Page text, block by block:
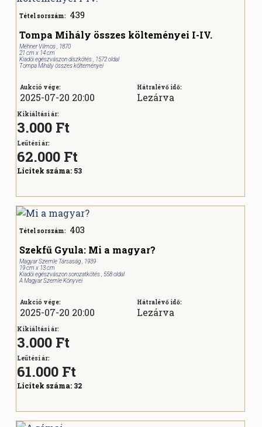
Tétel sorszám: 439
Tompa Mihály összes költeményei I-IV.
Méhner Vilmos , 1870
21 cm x 14 cm
Kiadói egészvászon díszkötés , 1572 oldal
Tompa Mihály összes költeményei
Aukció vége:
2025-07-20 20:00
Hátralévő idő:
Lezárva
Kikiáltási ár:
3.000 Ft
Leütési ár:
62.000 Ft
Licitek száma: 53
Tétel sorszám: 403
Szekfű Gyula: Mi a magyar?
Magyar Szemle Társaság , 1939
19 cm x 13 cm
Kiadói egészvászon sorozatkötés , 558 oldal
A Magyar Szemle Könyvei
Aukció vége:
2025-07-20 20:00
Hátralévő idő:
Lezárva
Kikiáltási ár:
3.000 Ft
Leütési ár:
61.000 Ft
Licitek száma: 32